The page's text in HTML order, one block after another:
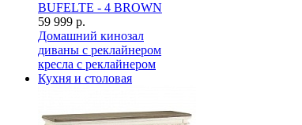
BUFELTE - 4 BROWN
59 999 р.
Домашний кинозал
диваны с реклайнером
кресла с реклайнером
Кухня и столовая